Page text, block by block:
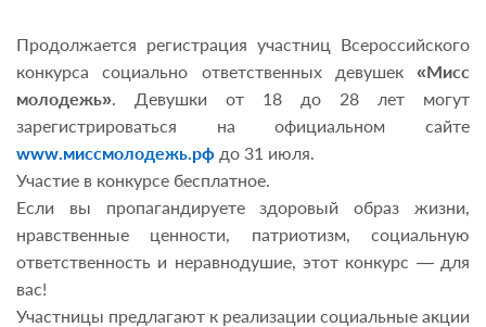
Продолжается регистрация участниц Всероссийского
конкурса социально ответственных девушек «Мисс
молодежь». Девушки от 18 до 28 лет могут
зарегистрироваться на официальном сайте
www.миссмолодежь.рф до 31 июля.
Участие в конкурсе бесплатное.
Если вы пропагандируете здоровый образ жизни,
нравственные ценности, патриотизм, социальную
ответственность и неравнодушие, этот конкурс — для
вас!
Участницы предлагают к реализации социальные акции